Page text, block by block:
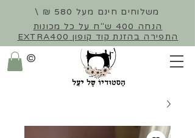
משלוחים חינם מעל 580 ₪ \
הנחה 400 ש"ח על כל מכונות
התפירה בהזנת קוד קופון EXTRA400
©